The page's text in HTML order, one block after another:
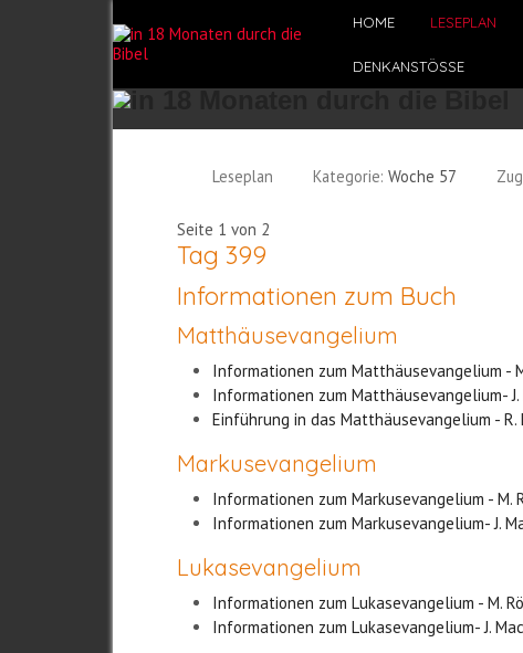
HOME LESEPLAN
DENKANSTÖSSE
Leseplan Kategorie:Woche 57
Seite 1 von 2
Tag 399
Informationen zum Buch
Matthäusevangelium
Informationen zum Matthäusevangelium -
Informationen zum Matthäusevangelium-
Einführung in das Matthäusevangelium - R.
Markusevangelium
Informationen zum Markusevangelium - M.
Informationen zum Markusevangelium- J.
Lukasevangelium
Informationen zum Lukasevangelium - M.
Informationen zum Lukasevangelium- J.